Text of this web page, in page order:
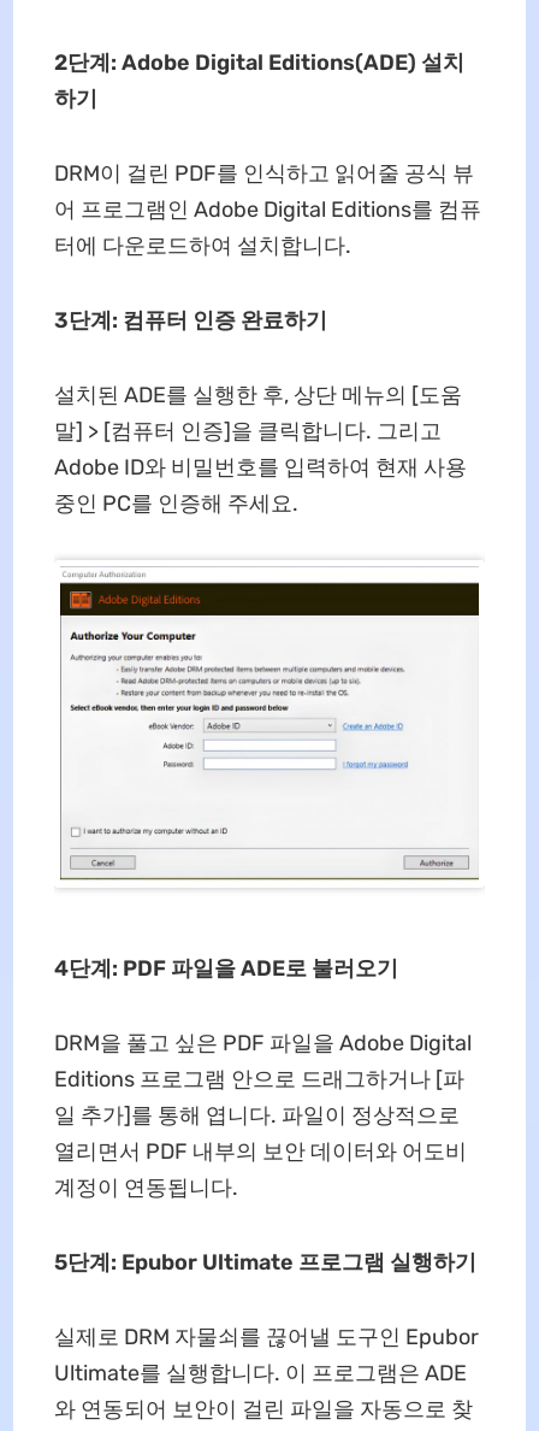
2단계: Adobe Digital Editions(ADE) 설치
하기
DRM이 걸린 PDF를 인식하고 읽어줄 공식 뷰
어 프로그램인 Adobe Digital Editions를 컴퓨
터에 다운로드하여 설치합니다.
3단계: 컴퓨터 인증 완료하기
설치된 ADE를 실행한 후, 상단 메뉴의 [도움
말] > [컴퓨터 인증]을 클릭합니다. 그리고
Adobe ID와 비밀번호를 입력하여 현재 사용
중인 PC를 인증해 주세요.
4단계: PDF 파일을 ADE로 불러오기
DRM을 풀고 싶은 PDF 파일을 Adobe Digital
Editions 프로그램 안으로 드래그하거나 [파
일 추가]를 통해 엽니다. 파일이 정상적으로
열리면서 PDF 내부의 보안 데이터와 어도비
계정이 연동됩니다.
5단계: Epubor Ultimate 프로그램 실행하기
실제로 DRM 자물쇠를 끊어낼 도구인 Epubor
Ultimate를 실행합니다. 이 프로그램은 ADE
와 연동되어 보안이 걸린 파일을 자동으로 찾